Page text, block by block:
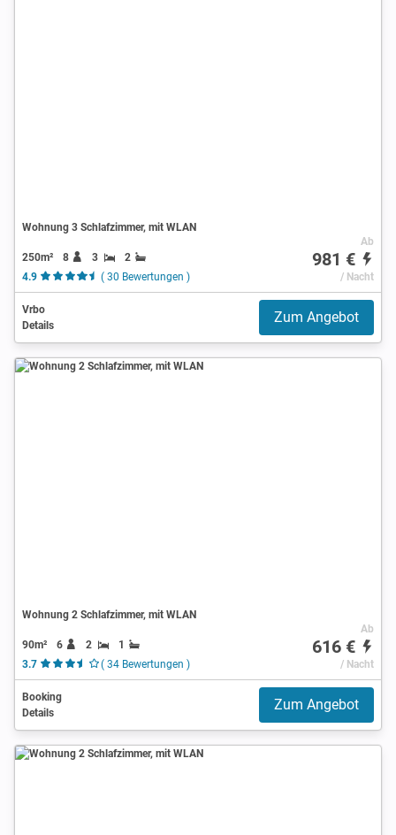
Wohnung 3 Schlafzimmer, mit WLAN
250m² 8 3
2
4.9
( 30 Bewertungen )
Ab
981 €
/ Nacht
Vrbo
Details
Zum Angebot
Wohnung 2 Schlafzimmer, mit WLAN
90m² 6 2
1
3.7
( 34 Bewertungen )
Ab
616 €
/ Nacht
Booking
Details
Zum Angebot